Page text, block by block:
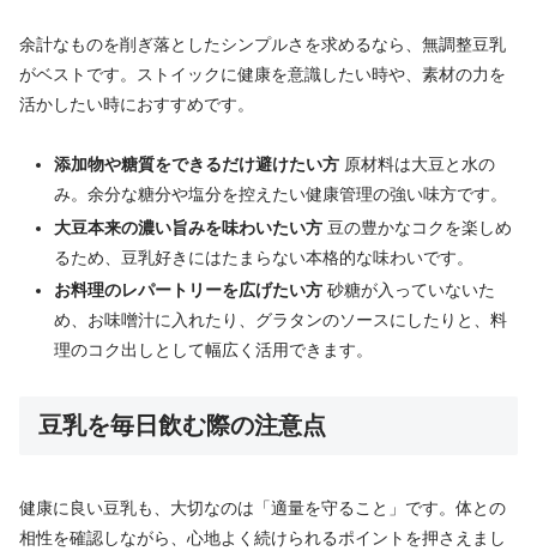
余計なものを削ぎ落としたシンプルさを求めるなら、無調整豆乳
がベストです。ストイックに健康を意識したい時や、素材の力を
活かしたい時におすすめです。
添加物や糖質をできるだけ避けたい方原材料は大豆と水の
み。余分な糖分や塩分を控えたい健康管理の強い味方です。
大豆本来の濃い旨みを味わいたい方豆の豊かなコクを楽しめ
るため、豆乳好きにはたまらない本格的な味わいです。
お料理のレパートリーを広げたい方砂糖が入っていないた
め、お味噌汁に入れたり、グラタンのソースにしたりと、料
理のコク出しとして幅広く活用できます。
豆乳を毎日飲む際の注意点
健康に良い豆乳も、大切なのは「適量を守ること」です。体との
相性を確認しながら、心地よく続けられるポイントを押さえまし